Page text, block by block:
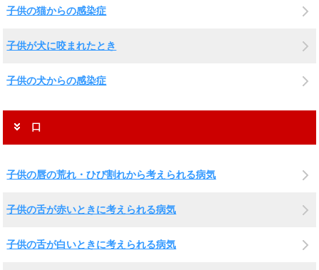
子供の猫からの感染症
子供が犬に咬まれたとき
子供の犬からの感染症
口
子供の唇の荒れ・ひび割れから考えられる病気
子供の舌が赤いときに考えられる病気
子供の舌が白いときに考えられる病気